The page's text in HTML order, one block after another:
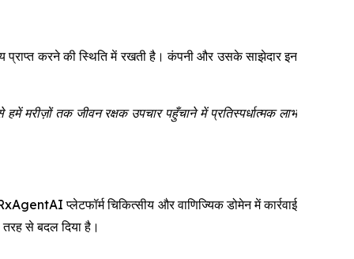
प्राप्त करने की स्थिति में रखती है। कंपनी और उसके साझेदार इन
मरीज़ों तक जीवन रक्षक उपचार पहुँचाने में प्रतिस्पर्धात्मक लाभ
प्लेटफॉर्म चिकित्सीय और वाणिज्यिक डोमेन में कार्रवाई
से बदल दिया है।